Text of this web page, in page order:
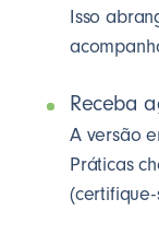
Isso
Receba
A versão
Práticas